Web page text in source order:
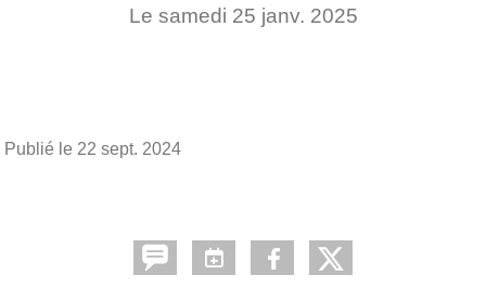
Le samedi 25 janv. 2025
Publié le 22 sept. 2024